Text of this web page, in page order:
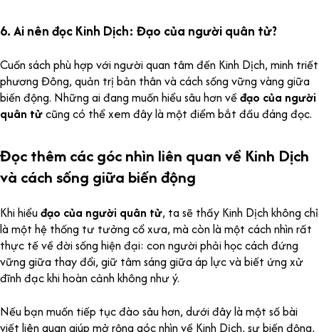
6. Ai nên đọc Kinh Dịch: Đạo của người quân tử?
Cuốn sách phù hợp với người quan tâm đến Kinh Dịch, minh triết
phương Đông, quản trị bản thân và cách sống vững vàng giữa
biến động. Những ai đang muốn hiểu sâu hơn vềđạo của người
quân tửcũng có thể xem đây là một điểm bắt đầu đáng đọc.
Đọc thêm các góc nhìn liên quan về Kinh Dịch
và cách sống giữa biến động
Khi hiểu đạo của người quân tử, ta sẽ thấy Kinh Dịch không chỉ
là một hệ thống tư tưởng cổ xưa, mà còn là một cách nhìn rất
thực tế về đời sống hiện đại: con người phải học cách đứng
vững giữa thay đổi, giữ tâm sáng giữa áp lực và biết ứng xử
đĩnh đạc khi hoàn cảnh không như ý.
Nếu bạn muốn tiếp tục đào sâu hơn, dưới đây là một số bài
viết liên quan giúp mở rộng góc nhìn về Kinh Dịch, sự biến động,